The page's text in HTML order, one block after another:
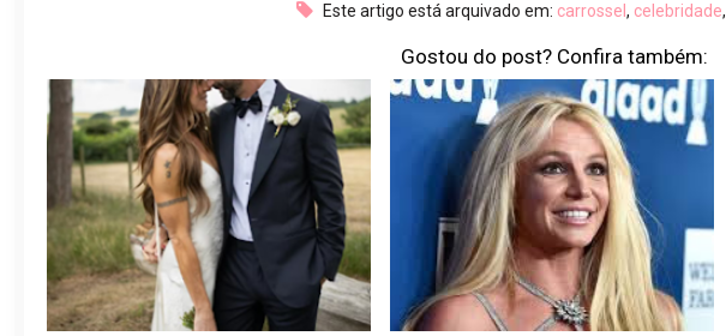
Este artigo está arquivado em: carrossel , celebridade,
Gostou do post? Confira também: